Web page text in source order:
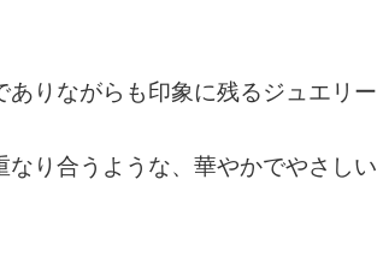
りながらも印象に残るジュエリー
り合うような、華やかでやさしい